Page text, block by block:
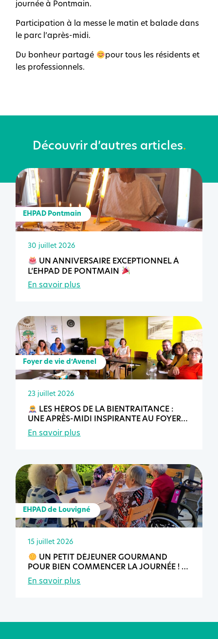
journée à Pontmain.
Participation à la messe le matin et balade dans
le parc l’après-midi.
Du bonheur partagé
pour tous les résidents et
les professionnels.
Découvrir d’autres articles.
EHPAD Pontmain
30 juillet 2026
UN ANNIVERSAIRE EXCEPTIONNEL À
L’EHPAD DE PONTMAIN
En savoir plus
Foyer de vie d’Avenel
23 juillet 2026
LES HÉROS DE LA BIENTRAITANCE :
UNE APRÈS-MIDI INSPIRANTE AU FOYER
DE VIE D’AVENEL
En savoir plus
EHPAD de Louvigné
15 juillet 2026
UN PETIT DÉJEUNER GOURMAND
POUR BIEN COMMENCER LA JOURNÉE !
En savoir plus